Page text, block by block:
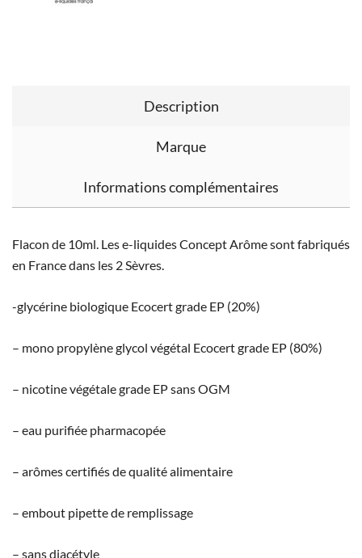
Description
Marque
Informations complémentaires
Flacon de 10ml. Les e-liquides Concept Arôme sont fabriqués
en France dans les 2 Sèvres.
-glycérine biologique Ecocert grade EP (20%)
– mono propylène glycol végétal Ecocert grade EP (80%)
– nicotine végétale grade EP sans OGM
– eau purifiée pharmacopée
– arômes certifiés de qualité alimentaire
– embout pipette de remplissage
– sans diacétyle